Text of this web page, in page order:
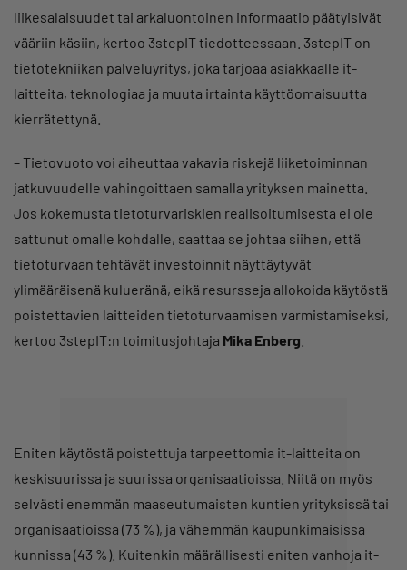
liikesalaisuudet tai arkaluontoinen informaatio päätyisivät
vääriin käsiin, kertoo 3stepIT tiedotteessaan. 3stepIT on
tietotekniikan palveluyritys, joka tarjoaa asiakkaalle it-
laitteita, teknologiaa ja muuta irtainta käyttöomaisuutta
kierrätettynä.
– Tietovuoto voi aiheuttaa vakavia riskejä liiketoiminnan
jatkuvuudelle vahingoittaen samalla yrityksen mainetta.
Jos kokemusta tietoturvariskien realisoitumisesta ei ole
sattunut omalle kohdalle, saattaa se johtaa siihen, että
tietoturvaan tehtävät investoinnit näyttäytyvät
ylimääräisenä kulueränä, eikä resursseja allokoida käytöstä
poistettavien laitteiden tietoturvaamisen varmistamiseksi,
kertoo 3stepIT:n toimitusjohtaja Mika Enberg
Eniten käytöstä poistettuja tarpeettomia it-laitteita on
keskisuurissa ja suurissa organisaatioissa. Niitä on myös
selvästi enemmän maaseutumaisten kuntien yrityksissä tai
organisaatioissa (73 %), ja vähemmän kaupunkimaisissa
kunnissa (43 %). Kuitenkin määrällisesti eniten vanhoja it-